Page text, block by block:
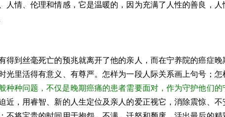
人情、伦理和情感，它是温暖的，因为充满了人性的善良，人
得到丝毫死亡的预兆就离开了他的亲人，而在宁养院的癌症晚
光里活得有意义、有尊严。怎样为一段人际关系画上句号；怎
种种问题，不仅是晚期癌痛的患者需要面对，作为守护他们的
近，用睿智、新的人生定位及亲人的爱正视它，消除震惊、不